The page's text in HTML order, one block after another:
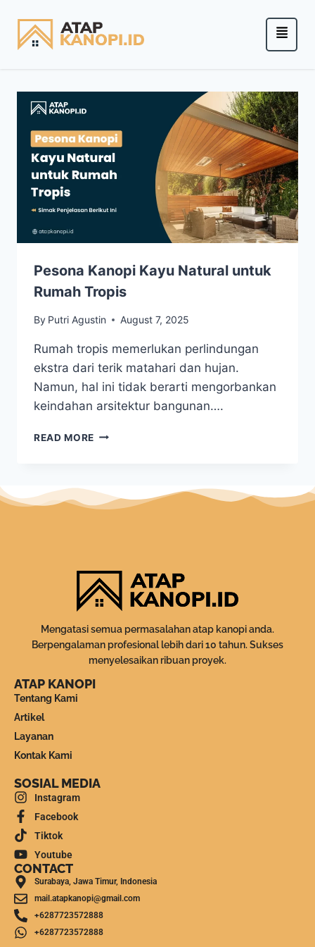
Pesona Kanopi Kayu Natural untuk
Rumah Tropis
By Putri Agustin August 7, 2025
Rumah tropis memerlukan perlindungan
ekstra dari terik matahari dan hujan.
Namun, hal ini tidak berarti mengorbankan
keindahan arsitektur bangunan….
READ MORE
Mengatasi semua permasalahan atap kanopi anda.
Berpengalaman profesional lebih dari 10 tahun. Sukses
menyelesaikan ribuan proyek.
ATAP KANOPI
Tentang Kami
Artikel
Layanan
Kontak Kami
SOSIAL MEDIA
Instagram
Facebook
Tiktok
Youtube
CONTACT
Surabaya, Jawa Timur, Indonesia
mail.atapkanopi@gmail.com
+6287723572888
+6287723572888